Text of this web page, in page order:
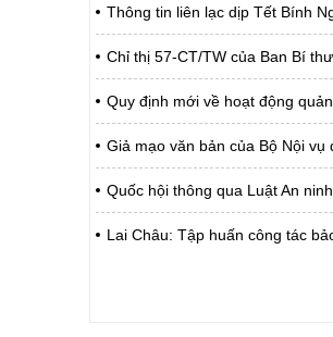
Thông tin liên lạc dịp Tết Bính
Chỉ thị 57-CT/TW của Ban Bí
Quy định mới về hoạt động
Giả mạo văn bản của Bộ Nội
Quốc hội thông qua Luật An
Lai Châu: Tập huấn công tác